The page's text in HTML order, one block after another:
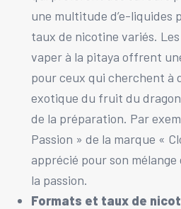
une multitude d’e-liquides
taux de nicotine variés.
vaper à la pitaya offrent
pour ceux qui cherchent à
exotique du fruit du
de la préparation. Par
Passion » de la marque «
apprécié pour son
la passion.
Formats et taux de